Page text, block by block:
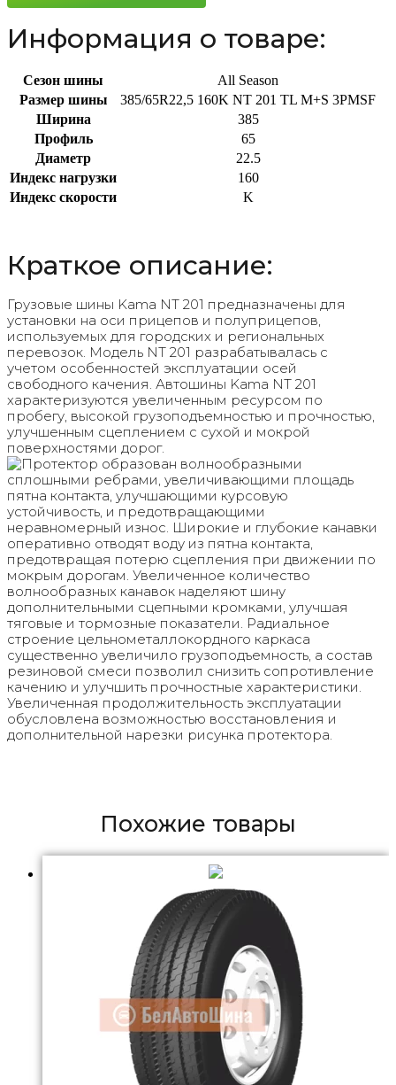
Информация о товаре:
Сезон шины
All Season
Размер шины
385/65R22,5 160K NT 201 TL M+S 3PMSF
Ширина
385
Профиль
65
Диаметр
22.5
Индекс нагрузки
160
Индекс скорости
K
Краткое описание:
Грузовые шины Kama NT 201 предназначены для
установки на оси прицепов и полуприцепов,
используемых для городских и региональных
перевозок. Модель NT 201 разрабатывалась с
учетом особенностей эксплуатации осей
свободного качения. Автошины Kama NT 201
характеризуются увеличенным ресурсом по
пробегу, высокой грузоподъемностью и прочностью,
улучшенным сцеплением с сухой и мокрой
поверхностями дорог.
Протектор образован волнообразными
сплошными ребрами, увеличивающими площадь
пятна контакта, улучшающими курсовую
устойчивость, и предотвращающими
неравномерный износ. Широкие и глубокие канавки
оперативно отводят воду из пятна контакта,
предотвращая потерю сцепления при движении по
мокрым дорогам. Увеличенное количество
волнообразных канавок наделяют шину
дополнительными сцепными кромками, улучшая
тяговые и тормозные показатели. Радиальное
строение цельнометаллокордного каркаса
существенно увеличило грузоподъемность, а состав
резиновой смеси позволил снизить сопротивление
качению и улучшить прочностные характеристики.
Увеличенная продолжительность эксплуатации
обусловлена возможностью восстановления и
дополнительной нарезки рисунка протектора.
Похожие товары